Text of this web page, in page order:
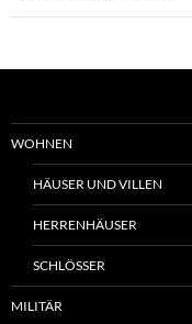
WOHNEN
HÄUSER UND VILLEN
HERRENHÄUSER
SCHLÖSSER
MILITÄR